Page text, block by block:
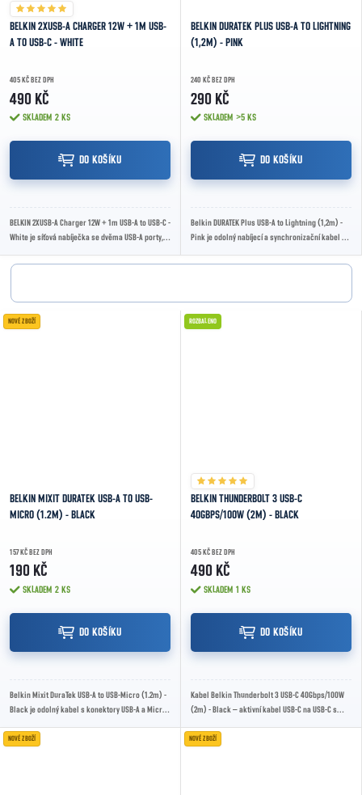
BELKIN 2XUSB-A CHARGER 12W + 1M USB-
A TO USB-C - WHITE
405 KČ BEZ DPH
490 KČ
SKLADEM 2 KS
DO KOŠÍKU
BELKIN 2XUSB-A Charger 12W + 1m USB-A to USB-C -
White je síťová nabíječka se dvěma USB-A porty,
BELKIN DURATEK PLUS USB-A TO LIGHTNING
(1,2M) - PINK
240 KČ BEZ DPH
290 KČ
SKLADEM >5 KS
DO KOŠÍKU
Belkin DURATEK Plus USB-A to Lightning (1,2m) -
Pink je odolný nabíjecí a synchronizační kabel s
NOVÉ ZBOŽÍ
BELKIN MIXIT DURATEK USB-A TO USB-
MICRO (1.2M) - BLACK
157 KČ BEZ DPH
190 KČ
SKLADEM 2 KS
DO KOŠÍKU
Belkin Mixit DuraTek USB-A to USB-Micro (1.2m) -
Black je odolný kabel s konektory USB-A a Micro-
ROZBALENO
BELKIN THUNDERBOLT 3 USB-C
40GBPS/100W (2M) - BLACK
405 KČ BEZ DPH
490 KČ
SKLADEM 1 KS
DO KOŠÍKU
Kabel Belkin Thunderbolt 3 USB-C 40Gbps/100W
(2m) - Black – aktivní kabel USB-C na USB-C s
NOVÉ ZBOŽÍ NOVÉ ZBOŽÍ